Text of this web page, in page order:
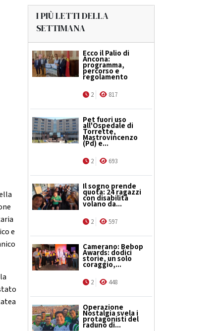
e
I PIÙ LETTI DELLA
SETTIMANA
Ecco il Palio di
Ancona:
programma,
percorso e
regolamento
2 817
Pet fuori uso
all'Ospedale di
Torrette,
Mastrovincenzo
(Pd) e...
2 693
Il sogno prende
quota: 24 ragazzi
con disabilità
volano da...
2 597
Camerano: Bebop
Awards: dodici
storie, un solo
coraggio,...
2 448
Operazione
Nostalgia svela i
protagonisti del
raduno di...